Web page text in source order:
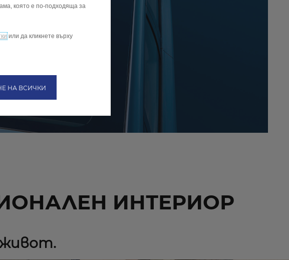
ИНТЕРИОР
живот.
която е по-подходяща за
или да кликнете върху
НА ВСИЧКИ